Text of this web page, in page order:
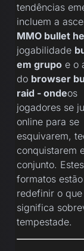
tendências
incluem a
MMO bullet
jogabilidade
em grupo e o
do browser
raid - ondeos
jogadores se
online para se
esquivarem,
conquistarem
conjunto.
formatos
redefinir o que
significa
tempestade.